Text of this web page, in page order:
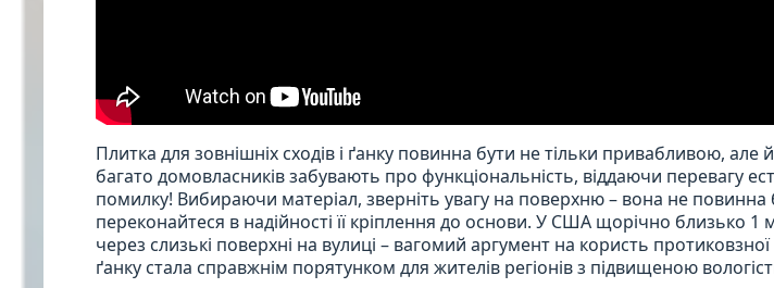
Плитка для зовнішніх сходів і ґанку повинна бути не тільки привабливою,
багато домовласників забувають про функціональність, віддаючи перевагу
помилку! Вибираючи матеріал, зверніть увагу на поверхню – вона не
переконайтеся в надійності її кріплення до основи. У США щорічно близько 1
через слизькі поверхні на вулиці – вагомий аргумент на користь
ґанку стала справжнім порятунком для жителів регіонів з підвищеною